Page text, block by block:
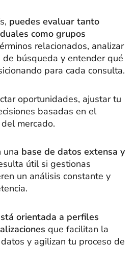
puedes evaluar tanto
como grupos
relacionados, analizar
búsqueda y entender qué
para cada consulta.
oportunidades, ajustar tu
basadas en el
mercado.
una base de datos extensa y
útil si gestionas
un análisis constante y
orientada a perfiles
que facilitan la
y agilizan tu proceso de